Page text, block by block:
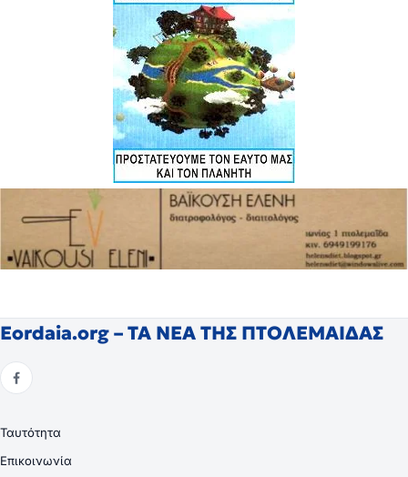
Eordaia.org – ΤΑ ΝΕΑ ΤΗΣ ΠΤΟΛΕΜΑΙΔΑΣ
Ταυτότητα
Επικοινωνία